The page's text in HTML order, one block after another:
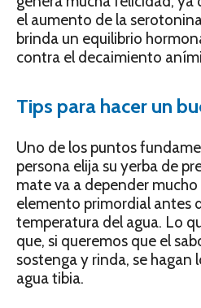
el aumento de la
brinda un equilibrio
contra el decaimiento
Tips para hacer un
Uno de los puntos
persona elija su yerba de
mate va a depender
elemento primordial antes
temperatura del agua. Lo
que, si queremos que el
sostenga y rinda, se hagan
agua tibia.